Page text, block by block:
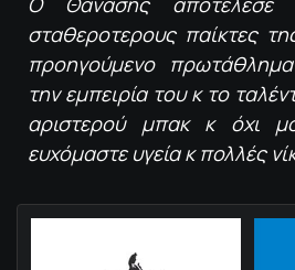
σταθεροτερους παίκτες
προηγούμενο
την εμπειρία του κ το
αριστερού μπακ κ όχι
ευχόμαστε υγεία κ πολλές